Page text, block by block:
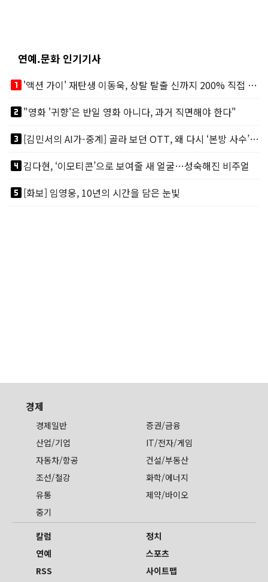
연예.문화 인기기사
looks_one
'액션 가이' 재탄생 이동욱, 상탈 탈출 신까지 200% 직접 소화
looks_two"영화 '귀향'은 반일 영화 아니다, 과거 직면해야 한다"
looks_3
[김민서의 AI가-중계] 골라 보던 OTT, 왜 다시 ‘본방 사수’를 부르나
looks_4김다현, ‘이모티콘’으로 보여줄 새 얼굴…성숙해진 비주얼
looks_5[화보] 임영웅, 10년의 시간을 담은 눈빛
경제
경제일반
증권/금융
산업/기업
IT/전자/게임
자동차/항공
건설/부동산
조선/철강
화학/에너지
유통
제약/바이오
중기
칼럼
정치
연예
스포츠
RSS
사이트맵